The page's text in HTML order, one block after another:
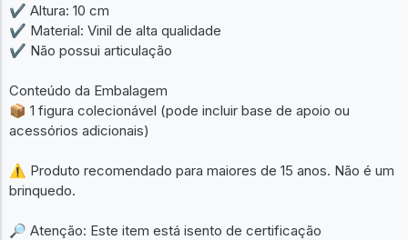
✔ Altura: 10 cm
✔ Material: Vinil de alta qualidade
✔ Não possui articulação
Conteúdo da Embalagem
📦 1 figura colecionável (pode incluir base de apoio ou
acessórios adicionais)
⚠ Produto recomendado para maiores de 15 anos. Não é um
brinquedo.
🔎 Atenção: Este item está isento de certificação